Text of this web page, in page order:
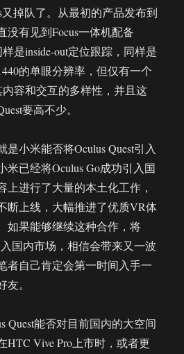
掉队了。从最初的产品发布到
没有见到Focus一体机配备
是inside-out定位跟踪，同样是
的单眼分辨率，但仅有一个
容和交互的多样性，并且这
要高不少。
小米能否将Oculus Quest引入
米已经将Oculus Go成功引入国
上进行了大量的本土化工作，
断上线，大幅推进了优质VR体
如果能够继续这种合作，将
入国内市场，相信会带来又一波
者自己肯定会第一时间入手一
。
Quest能否对目前国内的大空间
HTC Vive Pro上市时，或者更